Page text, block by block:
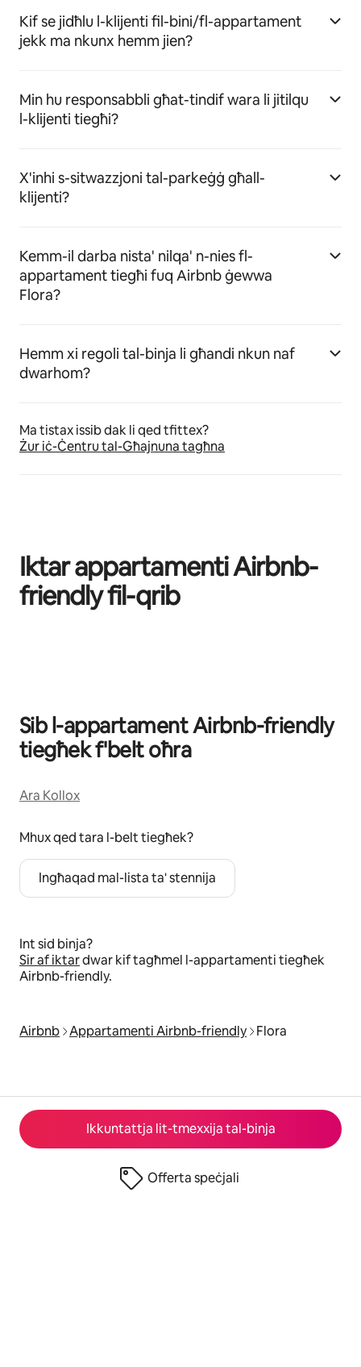
Ikkuntattja lit-tmexxija tal-binja
Offerta speċjali
Kif se jidħlu l-klijenti fil-bini/fl-appartament
jekk ma nkunx hemm jien?
Min hu responsabbli għat-tindif wara li jitilqu
l-klijenti tiegħi?
X'inhi s-sitwazzjoni tal-parkeġġ għall-
klijenti?
Kemm-il darba nista' nilqa' n-nies fl-
appartament tiegħi fuq Airbnb ġewwa
Flora?
Hemm xi regoli tal-binja li għandi nkun naf
dwarhom?
Ma tistax issib dak li qed tfittex?
Żur iċ-Ċentru tal-Għajnuna tagħna
Iktar appartamenti Airbnb-
friendly fil-qrib
Sib l-appartament Airbnb-friendly
tiegħek f'belt oħra
Ara Kollox
Mhux qed tara l-belt tiegħek?
Ingħaqad mal-lista ta' stennija
Int sid binja?
Sir af iktardwar kif tagħmel l-appartamenti tiegħek
Airbnb-friendly.
Airbnb Appartamenti Airbnb-friendly Flora